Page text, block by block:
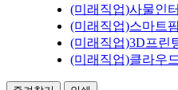
(미래직업)사물인
(미래직업)스마트
(미래직업)3D프린
(미래직업)클라우